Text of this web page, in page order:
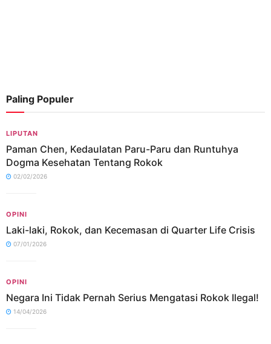
Paling Populer
LIPUTAN
Paman Chen, Kedaulatan Paru-Paru dan Runtuhya
Dogma Kesehatan Tentang Rokok
02/02/2026
OPINI
Laki-laki, Rokok, dan Kecemasan di Quarter Life Crisis
07/01/2026
OPINI
Negara Ini Tidak Pernah Serius Mengatasi Rokok Ilegal!
14/04/2026